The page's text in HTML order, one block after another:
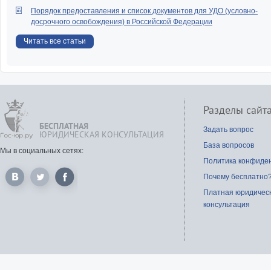
одновременно за
брака и за разделом
расторжения брака в
порядке
Срок расторжения
можно подать на развод и
это максимально быстро?
Обязательно ли в
расторжении брака
отсутствие спора о
имущества?
Хочу расторгнуть брак с
Какой порядок действий?
Порядок предоставления и список документов для УДО (условно-
досрочного освобождения) в Российской Федерации
Читать все статьи
БЕСПЛАТНАЯ
ЮРИДИЧЕСКАЯ КОНСУЛЬТАЦИЯ
Мы в социальных сетях:
Разделы
Задать вопрос
База вопросов
Политика
Почему
Платная
консультация